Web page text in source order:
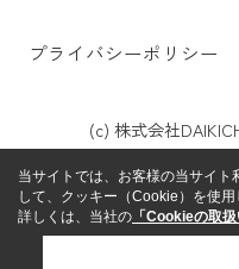
プライバシーポリシー
(c) 株式会社
当サイトでは、お客様の当サイト
して、クッキー（Cookie）を使用
詳しくは、当社の 「Cookieの取